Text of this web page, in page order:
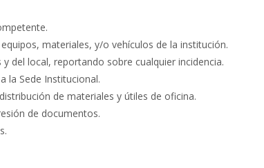
materiales, y/o vehículos de la institución.
del local, reportando sobre cualquier incidencia.
la Sede Institucional.
de materiales y útiles de oficina.
de documentos.